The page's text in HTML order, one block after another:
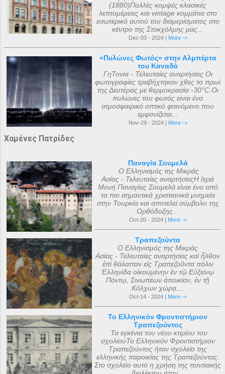
(1880)Πολλές κομψές κλασικές
λεπτομέρειες και vintage κομμάτια στο
εσωτερικό αυτού του διαμερίσματος στο
κέντρο της Στοκχόλμης μας...
Dec-03 - 2024 | More ->
«Πυλώνες Φωτός» στην Αλμπέρτα
του Καναδά
ΓηΤονια - Τελευταίες αναρτήσεις Οι
φωτογραφίες τραβήχτηκαν χθες το πρωί
της Δευτέρας με θερμοκρασία -30°C.Οι
πυλώνες του φωτός είναι ένα
ατμοσφαιρικό οπτικό φαινόμενο που
εμφανίζεται...
Nov-29 - 2024 | More ->
Χαμένες Πατρίδες
Παναγία Σουμελά
Ο Ελληνισμός της Μικράς
Ασίας - Τελευταίες αναρτήσειςΗ Ιερά
Μονή Παναγίας Σουμελά είναι ένα από
τα πιο σημαντικά χριστιανικά μνημεία
στην Τουρκία και αποτελεί σύμβολο της
Ορθόδοξης...
Oct-20 - 2024 | More ->
Τραπεζούντα
Ο Ελληνισμός της Μικράς
Ασίας - Τελευταίες αναρτήσεις καὶ ἦλθον
ἐπὶ θάλατταν εἰς Τραπεζοῦντα πόλιν
Ἑλληνίδα οἰκουμένην ἐν τῷ Εὐξείνῳ
Πόντῳ, Σινωπέων ἀποικίαν, ἐν τῇ
Κόλχων χώρᾳ....
Oct-14 - 2024 | More ->
Το Ελληνικόν Φροντιστήριον
Τραπεζούντος
Τα εγκένια του νέου κτιρίου του
σχολίουΤο Ελληνικόν Φροντιστήριον
Τραπεζούντος ήταν σχολείο της
ελληνικής παροικίας της Τραπεζούντας.
Στο σχολείο αυτό η χρήση της ποντιακής